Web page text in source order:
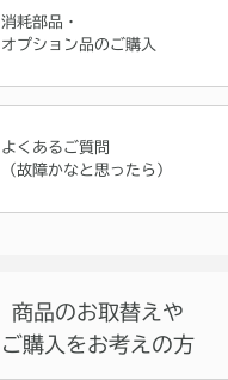
消耗部品・
オプション品のご購入
よくあるご質問
（故障かなと思ったら）
商品のお取替えや
ご購入をお考えの方